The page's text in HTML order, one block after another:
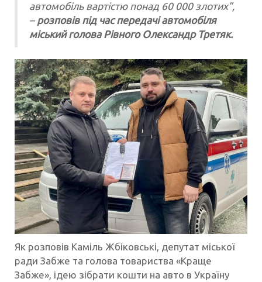
автомобіль вартістю понад 60 000 злотих”,
–розповів під час передачі автомобіля
міський голова Рівного Олександр Третяк.
Як розповів Каміль Жбіковські, депутат міської
ради Забже та голова товариства «Краще
Забже», ідею зібрати кошти на авто в Україну